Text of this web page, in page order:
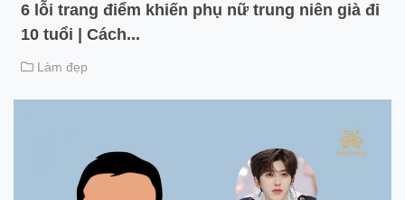
6 lỗi trang điểm khiến phụ nữ trung niên già đi
10 tuổi | Cách...
Làm đẹp